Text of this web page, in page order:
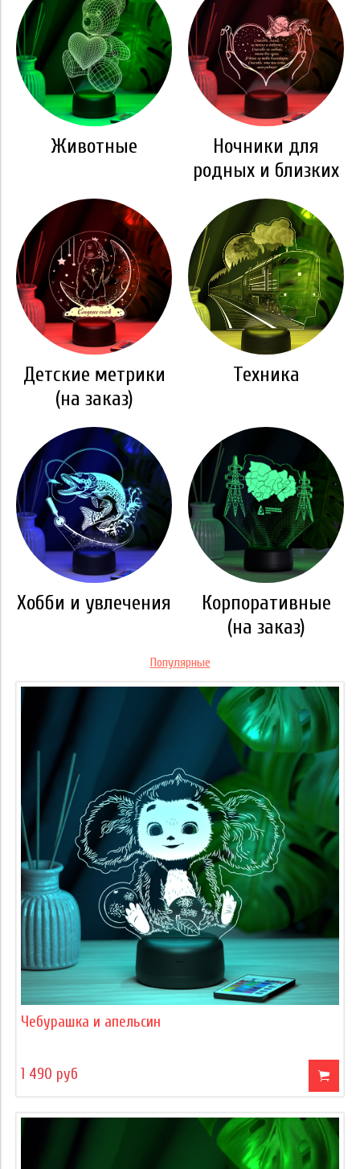
Животные
Ночники для
родных и близких
Детские метрики
(на заказ)
Техника
Хобби и увлечения
Корпоративные
(на заказ)
Популярные
Чебурашка и апельсин
1 490 руб